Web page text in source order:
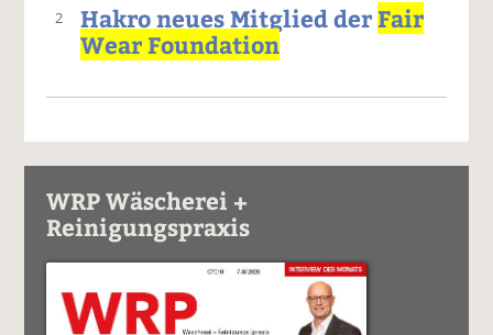
2 Hakro neues Mitglied der Fair
Wear Foundation
WRP Wäscherei +
Reinigungspraxis